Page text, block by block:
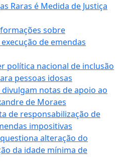
Raras é Medida de Justiça
sobre
de emendas
política nacional de inclusão
pessoas idosas
notas de apoio ao
de Moraes
de responsabilização de
impositivas
alteração do
da idade mínima de